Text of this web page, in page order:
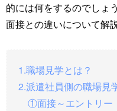
的には何をするのでしょ
面接との違いについて解
1.職場見学とは？
2.派遣社員側の職場見
①面接～エントリー